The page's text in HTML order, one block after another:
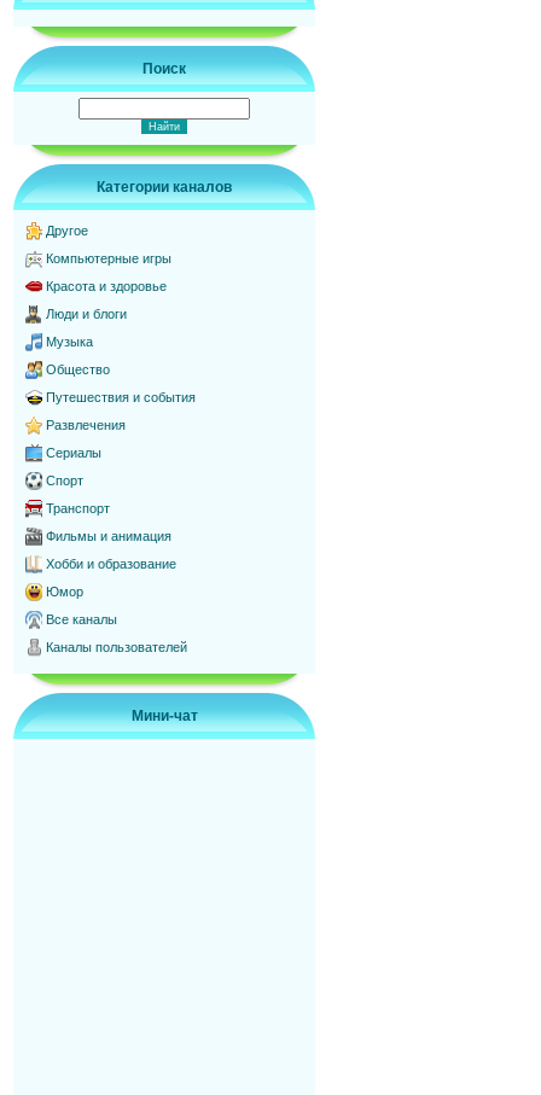
Поиск
Категории каналов
Другое
Компьютерные игры
Красота и здоровье
Люди и блоги
Музыка
Общество
Путешествия и события
Развлечения
Сериалы
Спорт
Транспорт
Фильмы и анимация
Хобби и образование
Юмор
Все каналы
Каналы пользователей
Мини-чат